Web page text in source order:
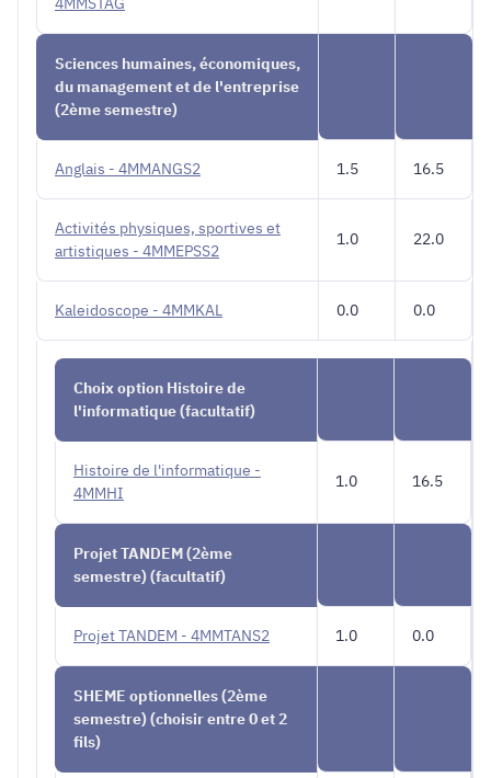
Sciences humaines, économiques,
du management et de l'entreprise
(2ème semestre)
Anglais - 4MMANGS2 1.5 16.5
Activités physiques, sportives et
artistiques - 4MMEPSS2
1.0 22.0
Kaleidoscope - 4MMKAL 0.0 0.0
Choix option Histoire de
l'informatique (facultatif)
Histoire de l'informatique -
4MMHI
1.0 16.5
Projet TANDEM (2ème
semestre) (facultatif)
Projet TANDEM - 4MMTANS2 1.0 0.0
SHEME optionnelles (2ème
semestre) (choisir entre 0 et 2
fils)